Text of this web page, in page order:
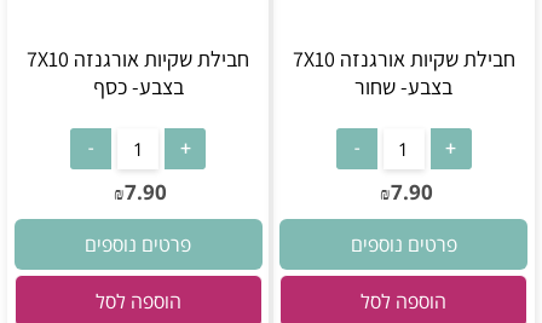
חבילת שקיות אורגנזה 7X10
בצבע- שחור
₪7.90
פרטים נוספים
הוספה לסל
חבילת שקיות אורגנזה 7X10
בצבע- כסף
₪7.90
פרטים נוספים
הוספה לסל